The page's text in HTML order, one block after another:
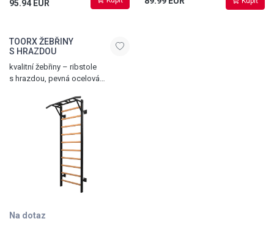
95.94 EUR
TOORX ŽEBŘINY
S HRAZDOU
kvalitní žebřiny – ribstole
s hrazdou, pevná ocelová
dřevěných příček s šířkou 710
mm, možnost rozšíření o další
příslušenství, kotvení do zdi,
nosnost 100 kg, hmotnost 28,5 kg
Na dotaz